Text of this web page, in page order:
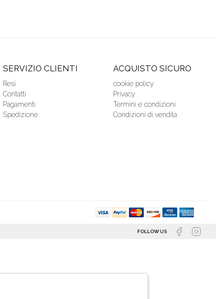
SERVIZIO CLIENTI
Resi
Contatti
Pagamenti
Spedizione
ACQUISTO SICURO
cookie policy
Privacy
Termini e condizioni
Condizioni di vendita
FOLLOW US